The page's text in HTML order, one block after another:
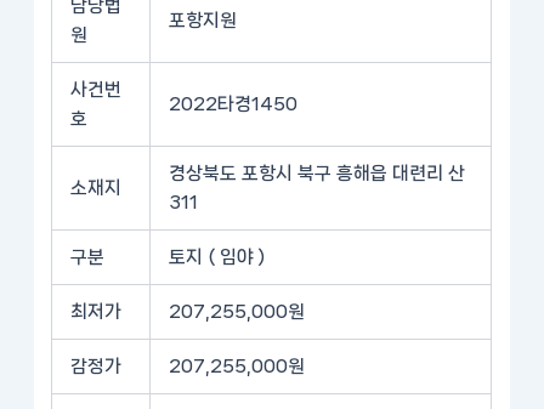
담당법
원
포항지원
사건번
호
2022타경1450
소재지
경상북도 포항시 북구 흥해읍 대련리 산
311
구분 토지 ( 임야 )
최저가 207,255,000원
감정가 207,255,000원